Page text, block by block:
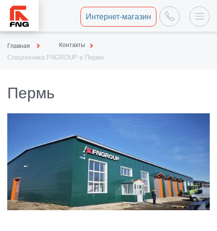
Интернет-магазин
Главная Контакты
Спецтехника FNGROUP в Перми
Пермь